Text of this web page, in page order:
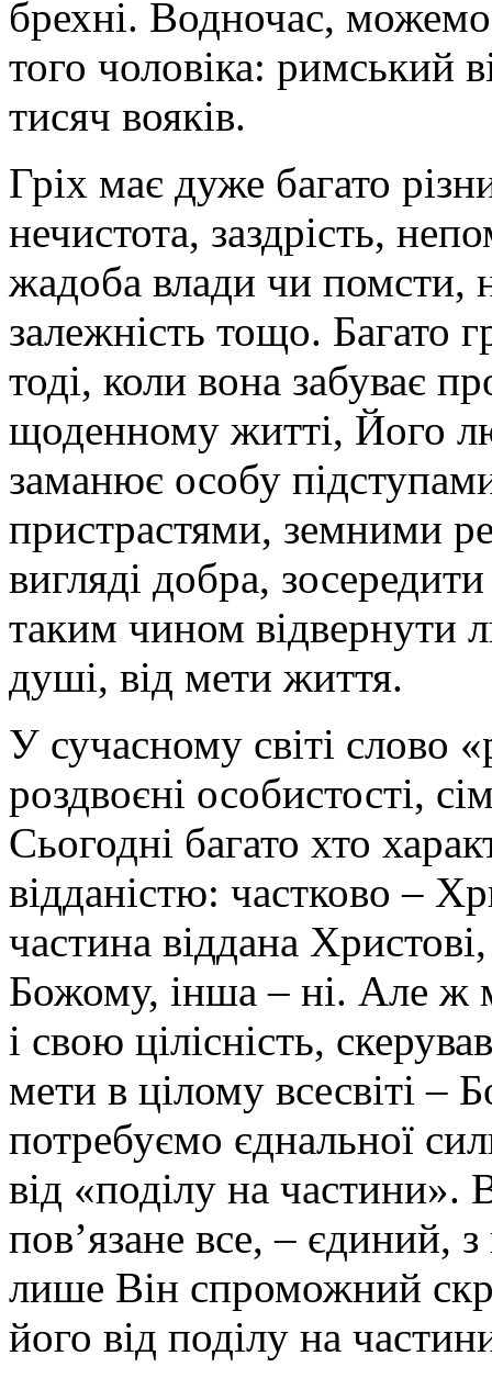
брехні. Водночас,
того чоловіка: римський
тисяч вояків.
Гріх має дуже багато
нечистота, заздрість,
жадоба влади чи помсти,
залежність тощо. Багато
тоді, коли вона забуває
щоденному житті, Його
заманює особу
пристрастями, земними
вигляді добра,
таким чином відвернути
душі, від мети життя.
У сучасному світі слово
роздвоєні особистості,
Сьогодні багато хто
відданістю: частково –
частина віддана
Божому, інша – ні. Але ж
і свою цілісність,
мети в цілому всесвіті
потребуємо єднальної
від «поділу на
пов’язане все, – єдиний,
лише Він спроможний
його від поділу на